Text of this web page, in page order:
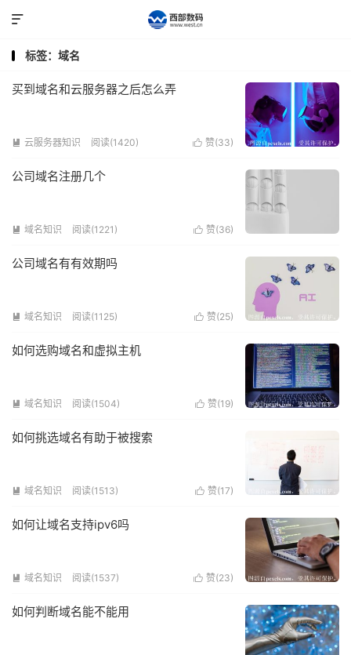

标签：域名
买到域名和云服务器之后怎么弄
 云服务器知识 阅读(1420)  赞(33)
公司域名注册几个
 域名知识 阅读(1221)  赞(36)
公司域名有有效期吗
 域名知识 阅读(1125)  赞(25)
如何选购域名和虚拟主机
 域名知识 阅读(1504)  赞(19)
如何挑选域名有助于被搜索
 域名知识 阅读(1513)  赞(17)
如何让域名支持ipv6吗
 域名知识 阅读(1537)  赞(23)
如何判断域名能不能用